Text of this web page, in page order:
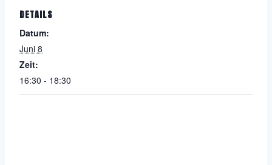
DETAILS
Datum:
Juni 8
Zeit:
16:30 - 18:30